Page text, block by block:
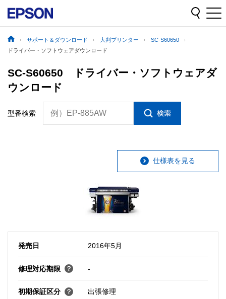
サポート＆ダウンロード 大判プリンター
SC-S60650
ドライバー・ソフトウェアダウンロード
SC-S60650 ドライバー・ソフトウェアダ
ウンロード
型番検索 例）EP-885AW
仕様表を見る
発売日 2016年5月
修理対応期限 -
初期保証区分 出張修理